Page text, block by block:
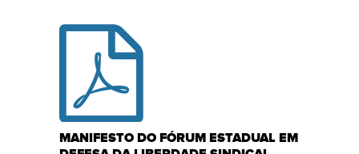
MANIFESTO DO FÓRUM ESTADUAL EM